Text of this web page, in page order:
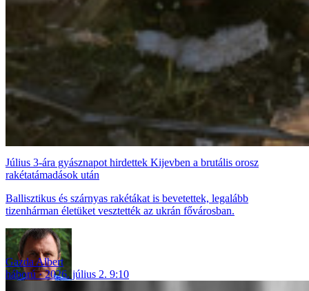
Július 3-ára gyásznapot hirdettek Kijevben a brutális orosz
rakétatámadások után
Ballisztikus és szárnyas rakétákat is bevetettek, legalább
tizenhárman életüket vesztették az ukrán fővárosban.
Gazda Albert
háború
2026. július 2. 9:10